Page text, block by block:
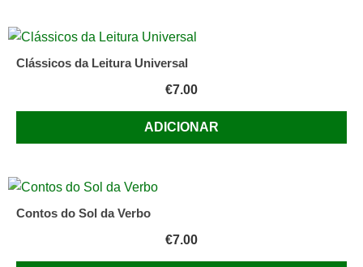
Clássicos da Leitura Universal
€7.00
ADICIONAR
Contos do Sol da Verbo
€7.00